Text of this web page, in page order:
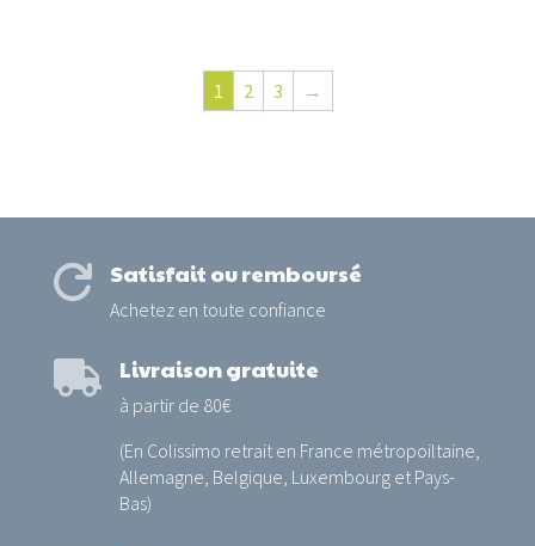
1 2 3 →
 Satisfait ou remboursé
Achetez en toute confiance
 Livraison gratuite
à partir de 80€
(En Colissimo retrait en France métropoiltaine,
Allemagne, Belgique, Luxembourg et Pays-
Bas)